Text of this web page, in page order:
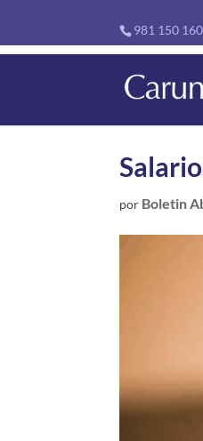
981 150 160
por Boletin